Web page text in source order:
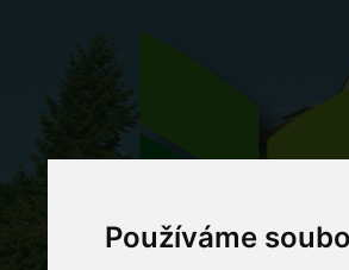
Používáme